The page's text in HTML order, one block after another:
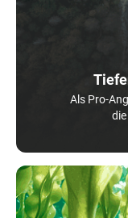
Als Pro-